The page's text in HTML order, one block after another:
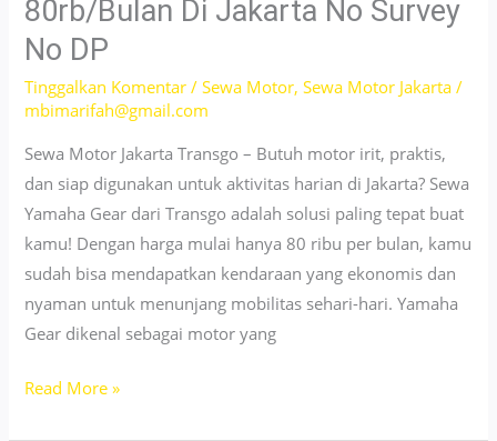
Ribu/24
Jam
No
Survey
di
Jakarta
80rb/Bulan Di Jakarta No Survey
No DP
Tinggalkan Komentar /Sewa Motor,Sewa Motor Jakarta /
mbimarifah@gmail.com
Sewa Motor Jakarta Transgo – Butuh motor irit, praktis,
dan siap digunakan untuk aktivitas harian di Jakarta? Sewa
Yamaha Gear dari Transgo adalah solusi paling tepat buat
kamu! Dengan harga mulai hanya 80 ribu per bulan, kamu
sudah bisa mendapatkan kendaraan yang ekonomis dan
nyaman untuk menunjang mobilitas sehari-hari. Yamaha
Gear dikenal sebagai motor yang
Sewa
Read More »